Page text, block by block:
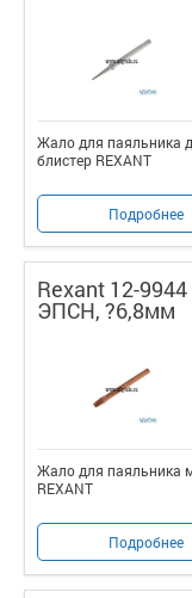
Жало для паяльника
блистер REXANT
Подробнее
Rexant 12-
ЭПСН, ?6,8мм
Жало для паяльника
REXANT
Подробнее